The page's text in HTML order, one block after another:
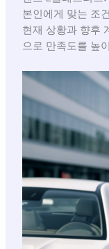
본인에게 맞는 조
현재 상황과 향후
으로 만족도를 높